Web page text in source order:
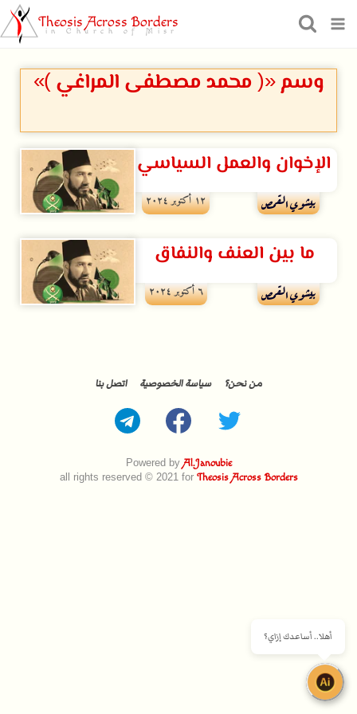
Theosis Across Borders
in Church of Misr
وسم «( محمد مصطفى المراغي )»
الإخوان والعمل السياسي
بيشوي القمص ۱۲ أكتوبر ۲۰۲٤
ما بين العنف والنفاق
بيشوي القمص ٦ أكتوبر ۲۰۲٤
Powered byAl.Janoubie
all rights reserved © 2021 for Theosis Across Borders
من نحن؟ سياسة الخصوصية اتصل بنا
أهلا.. أساعدك إزاي؟